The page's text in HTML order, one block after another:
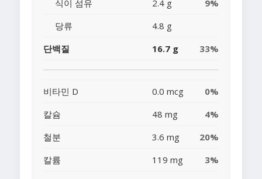
식이 섬유 2.4 g
9%
당류
4.8 g
단백질
16.7 g 33%
비타민 D 0.0 mcg
0%
칼슘
48 mg
4%
철분
3.6 mg
20%
칼륨
119 mg 3%